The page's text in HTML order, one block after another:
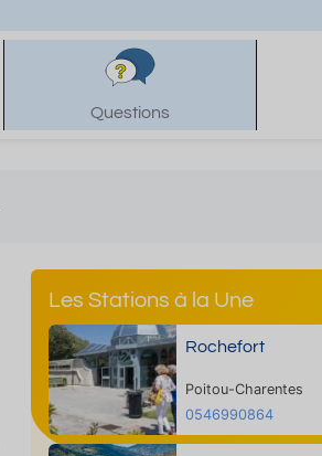
Questions
Les Stations à la Une
Rochefort
Poitou-Charentes
0546990864